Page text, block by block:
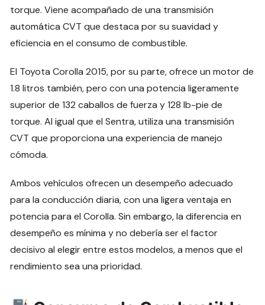
torque. Viene acompañado de una transmisión
automática CVT que destaca por su suavidad y
eficiencia en el consumo de combustible.
El Toyota Corolla 2015, por su parte, ofrece un motor de
1.8 litros también, pero con una potencia ligeramente
superior de 132 caballos de fuerza y 128 lb-pie de
torque. Al igual que el Sentra, utiliza una transmisión
CVT que proporciona una experiencia de manejo
cómoda.
Ambos vehículos ofrecen un desempeño adecuado
para la conducción diaria, con una ligera ventaja en
potencia para el Corolla. Sin embargo, la diferencia en
desempeño es mínima y no debería ser el factor
decisivo al elegir entre estos modelos, a menos que el
rendimiento sea una prioridad.